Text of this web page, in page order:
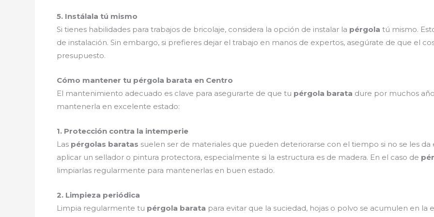
5. Instálala tú mismo
Si tienes habilidades para trabajos de bricolaje, considera la opción de instalar la pérgola tú mismo.
de instalación. Sin embargo, si prefieres dejar el trabajo en manos de expertos, asegúrate de que el
presupuesto.
Cómo mantener tu pérgola barata en Centro
El mantenimiento adecuado es clave para asegurarte de que tu pérgola barata dure por muchos
mantenerla en excelente estado:
1. Protección contra la intemperie
Las pérgolas baratas suelen ser de materiales que pueden deteriorarse con el tiempo si no se les
aplicar un sellador o pintura protectora, especialmente si la estructura es de madera. En el caso de
limpiarlas regularmente para mantenerlas en buen estado.
2. Limpieza periódica
Limpia regularmente tu pérgola barata para evitar que la suciedad, hojas o polvo se acumulen en la